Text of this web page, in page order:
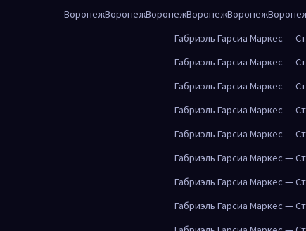
ВоронежВоронежВоронежВоронежВоронеж
Габриэль Гарсиа Маркес —
Габриэль Гарсиа Маркес —
Габриэль Гарсиа Маркес —
Габриэль Гарсиа Маркес —
Габриэль Гарсиа Маркес —
Габриэль Гарсиа Маркес —
Габриэль Гарсиа Маркес —
Габриэль Гарсиа Маркес —